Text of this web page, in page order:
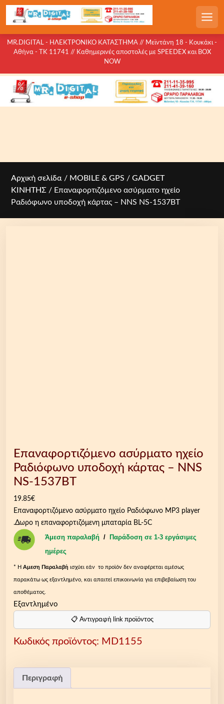
c
MR.DIGITAL - ΗΛΕΚΤΡΟΝΙΚΟ ΚΑΤΑΣΤΗΜΑ // Μεϊντάνη 18 - Κουκάκι -
Αθήνα - ΤΚ 11741 // Καθημερινές αποστολές με SPEEDEX και BOX
NOW
Αρχική σελίδα / MOBILE & GPS / GADGET
ΚΙΝΗΤΗΣ / Επαναφορτιζόμενο ασύρματο ηχείο
Ραδιόφωνο υποδοχή κάρτας – NNS NS-1537BT
Επαναφορτιζόμενο ασύρματο ηχείο
Ραδιόφωνο υποδοχή κάρτας – NNS
NS-1537BT
19.85€
Επαναφορτιζόμενο ασύρματο ηχείο Ραδιόφωνο MP3 player
.Δωρο η επαναφορτιζόμενη μπαταρία BL-5C
Άμεση παραλαβή /
Παράδοση σε 1-3 εργάσιμες
ημέρες
* Η Aμεση Παραλαβή ισχύει εάν το προϊόν δεν αναφέρεται αμέσως
παρακάτω ως εξαντλημένο, και απαιτεί επικοινωνία για επιβεβαίωση του
αποθέματος.
Εξαντλημένο
📋 Αντιγραφή link προϊόντος
Κωδικός προϊόντος: MD1155
Περιγραφή